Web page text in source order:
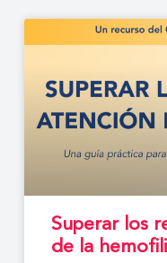
Superar los
de la